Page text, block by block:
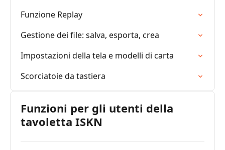
Funzione Replay
Gestione dei file: salva, esporta, crea
Impostazioni della tela e modelli di carta
Scorciatoie da tastiera
Funzioni per gli utenti della
tavoletta ISKN